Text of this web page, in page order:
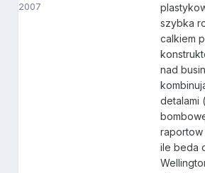
2007
szybka
calkiem
nad
detalami
raportow
ile beda